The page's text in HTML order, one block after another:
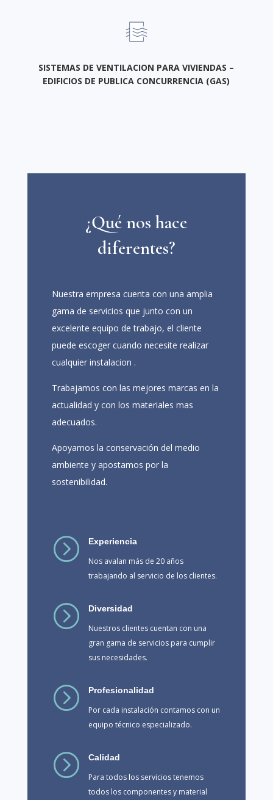
SISTEMAS DE VENTILACION PARA VIVIENDAS –
EDIFICIOS DE PUBLICA CONCURRENCIA (GAS)
¿Qué nos hace
diferentes?
Nuestra empresa cuenta con una amplia
gama de servicios que junto con un
excelente equipo de trabajo, el cliente
puede escoger cuando necesite realizar
cualquier instalacion .
Trabajamos con las mejores marcas en la
actualidad y con los materiales mas
adecuados.
Apoyamos la conservación del medio
ambiente y apostamos por la
sostenibilidad.
= Experiencia
Nos avalan más de 20 años
trabajando al servicio de los clientes.
= Diversidad
Nuestros clientes cuentan con una
gran gama de servicios para cumplir
sus necesidades.
= Profesionalidad
Por cada instalación contamos con un
equipo técnico especializado.
= Calidad
Para todos los servicios tenemos
todos los componentes y material